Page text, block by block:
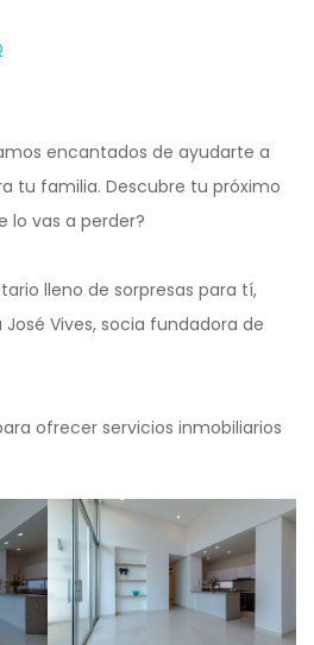
encantados de ayudarte a
tu familia. Descubre tu próximo
lo vas a perder?
lleno de sorpresas para tí,
Vives, socia fundadora de
ofrecer servicios inmobiliarios